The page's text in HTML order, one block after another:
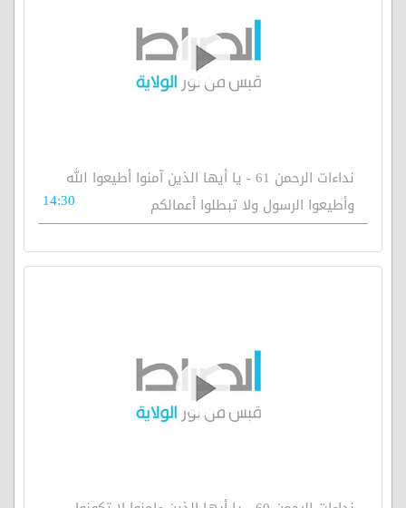
نداءات الرحمن 61 - يا أيها الذين آمنوا أطيعوا الله
وأطيعوا الرسول ولا تبطلوا أعمالكم
14:30